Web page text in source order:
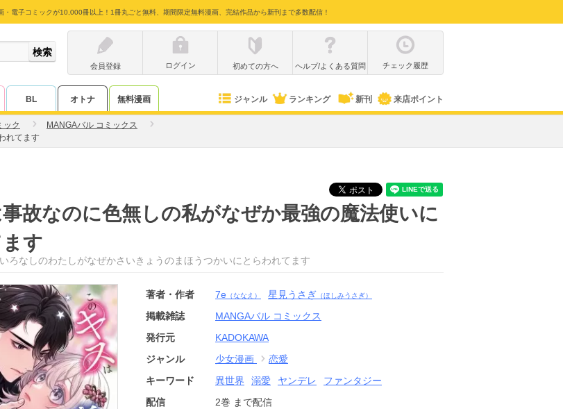
・電子コミックが10,000冊以上！1冊丸ごと無料、期間限定無料漫画、完結作品から新刊まで多数配信！
会員登録
ログイン 初めての方へ ヘルプ/よくある質問 チェック履歴
BL オトナ 無料漫画 ジャンル ランキング 新刊 来店ポイント
ック
MANGAバル コミックス
れてます
故なのに色無しの私がなぜか最強の魔法使いに
す
ろなしのわたしがなぜかさいきょうのまほうつかいにとらわれてます
著者・作者 7e （ななえ） 星見うさぎ （ほしみうさぎ）
掲載雑誌
MANGAバル コミックス
発行元
KADOKAWA
ジャンル
少女漫画
恋愛
キーワード
異世界 溺愛 ヤンデレ
ファンタジー
配信
2巻 まで配信